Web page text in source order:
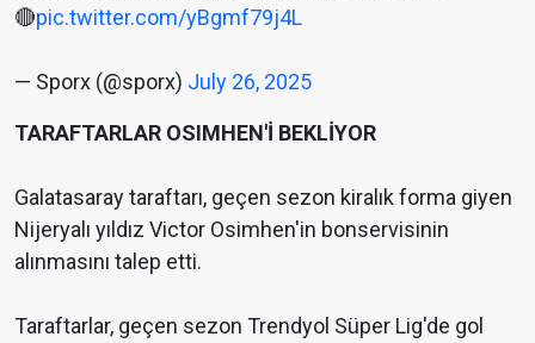
🔴pic.twitter.com/yBgmf79j4L
— Sporx (@sporx) July 26, 2025
TARAFTARLAR OSIMHEN'İ BEKLİYOR
Galatasaray taraftarı, geçen sezon kiralık forma giyen
Nijeryalı yıldız Victor Osimhen'in bonservisinin
alınmasını talep etti.
Taraftarlar, geçen sezon Trendyol Süper Lig'de gol